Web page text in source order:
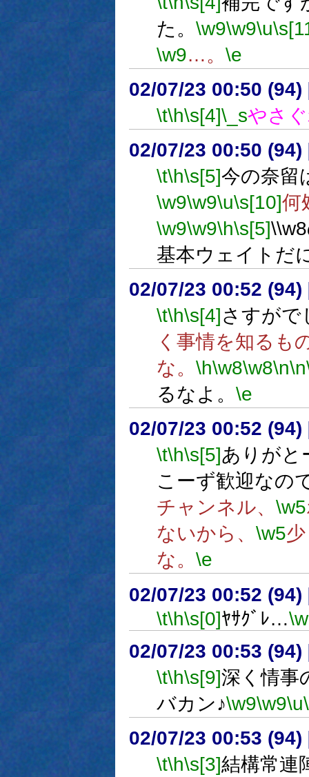
た。 \w9\w9\u
\w9…。 \e
02/07/23 00:50 (94)
\t\h\s[4]\_sやさ
02/07/23 00:50 (94)
\t\h\s[5]今の奈留
\w9\w9\u\s[10]何
\w9\w9\h\s[5]
基本ウェイトだ
02/07/23 00:52 (94)
\t\h\s[4]さすがで
く事情を知るも
な。 \h\w8\w8\n\n
るなよ。 \e
02/07/23 00:52 (94)
\t\h\s[5]ありがと
こーず歓迎なの
チャンネル、 \w5
ないから、 \w5
な。 \e
02/07/23 00:52 (94)
\t\h\s[0]ﾔｻｸﾞﾚ…
02/07/23 00:53 (94)
\t\h\s[9]深く情
バカン♪\w9\w9\u
02/07/23 00:53 (94)
\t\h\s[3]結構常連